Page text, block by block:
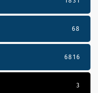
68
6816
3